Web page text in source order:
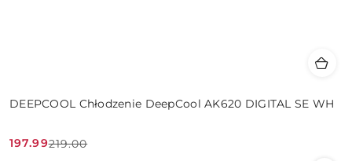
DEEPCOOL Chłodzenie DeepCool AK620 DIGITAL SE WH
Cena
197.99
Cena
219.00